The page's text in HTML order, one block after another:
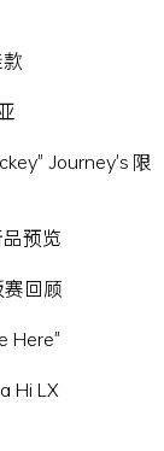
Journey's 限
预览
赛回顾
Here"
Hi LX